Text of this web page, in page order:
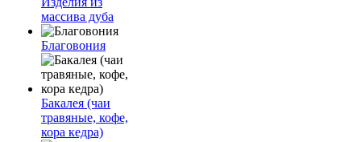
массива дуба
Благовония
Бакалея (чаи
травяные, кофе,
кора кедра)